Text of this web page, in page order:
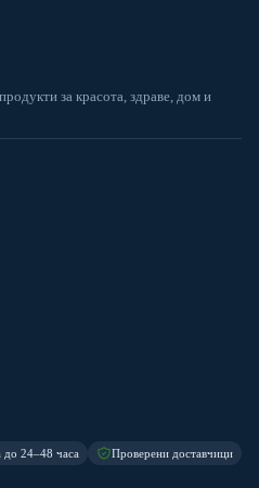
за красота, здраве, дом и
до 24–48 часа
Проверени доставчици